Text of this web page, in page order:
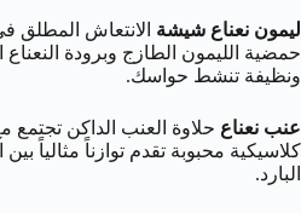
ليمون نعناع شيشة الانتعاش
حمضية الليمون الطازج وبرودة
ونظيفة تنشط حواسك.
عنب نعناع حلاوة العنب الداكن تجتمع
كلاسيكية محبوبة تقدم توازناً مثالياً بين
البارد.